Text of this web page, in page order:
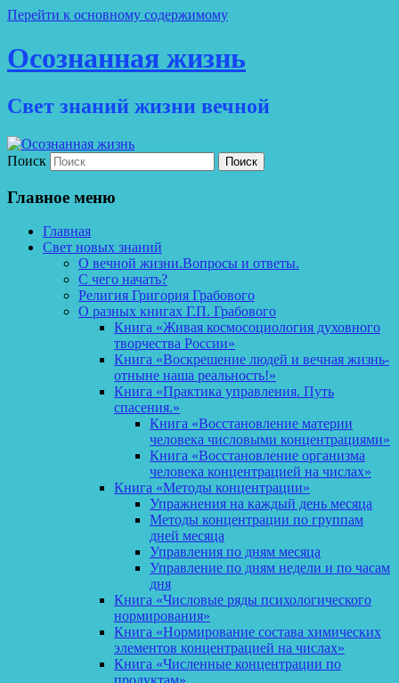
Перейти к основному содержимому
Осознанная жизнь
Свет знаний жизни вечной
Поиск
Главное меню
Главная
Свет новых знаний
О вечной жизни.Вопросы и ответы.
С чего начать?
Религия Григория Грабового
О разных книгах Г.П. Грабового
Книга «Живая космосоциология духовного
творчества России»
Книга «Воскрешение людей и вечная жизнь-
отныне наша реальность!»
Книга «Практика управления. Путь
спасения.»
Книга «Восстановление материи
человека числовыми концентрациями»
Книга «Восстановление организма
человека концентрацией на числах»
Книга «Методы концентрации»
Упражнения на каждый день месяца
Методы концентрации по группам
дней месяца
Управления по дням месяца
Управление по дням недели и по часам
дня
Книга «Числовые ряды психологического
нормирования»
Книга «Нормирование состава химических
элементов концентрацией на числах»
Книга «Численные концентрации по